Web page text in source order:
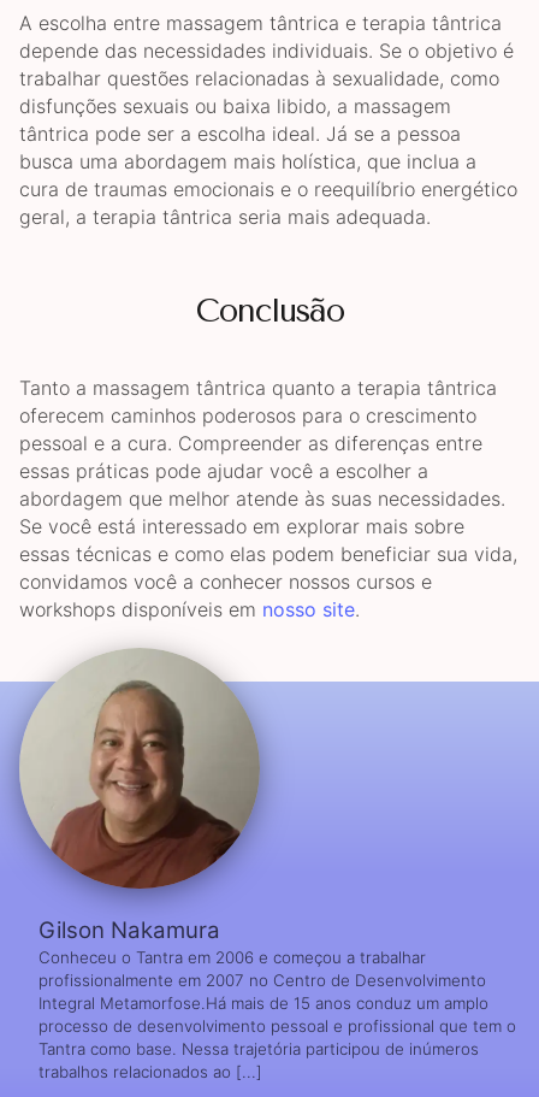
A escolha entre massagem tântrica e terapia tântrica
depende das necessidades individuais. Se o objetivo é
trabalhar questões relacionadas à sexualidade, como
disfunções sexuais ou baixa libido, a massagem
tântrica pode ser a escolha ideal. Já se a pessoa
busca uma abordagem mais holística, que inclua a
cura de traumas emocionais e o reequilíbrio energético
geral, a terapia tântrica seria mais adequada.
Conclusão
Tanto a massagem tântrica quanto a terapia tântrica
oferecem caminhos poderosos para o crescimento
pessoal e a cura. Compreender as diferenças entre
essas práticas pode ajudar você a escolher a
abordagem que melhor atende às suas necessidades.
Se você está interessado em explorar mais sobre
essas técnicas e como elas podem beneficiar sua vida,
convidamos você a conhecer nossos cursos e
workshops disponíveis em nosso site.
Gilson Nakamura
Conheceu o Tantra em 2006 e começou a trabalhar
profissionalmente em 2007 no Centro de Desenvolvimento
Integral Metamorfose.Há mais de 15 anos conduz um amplo
processo de desenvolvimento pessoal e profissional que tem o
Tantra como base. Nessa trajetória participou de inúmeros
trabalhos relacionados ao [...]